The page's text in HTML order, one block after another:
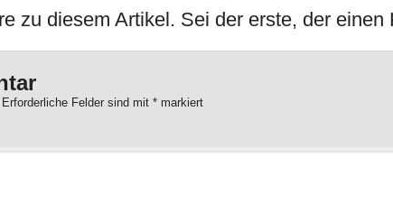
zu diesem Artikel. Sei der erste, der einen
Erforderliche Felder sind mit * markiert